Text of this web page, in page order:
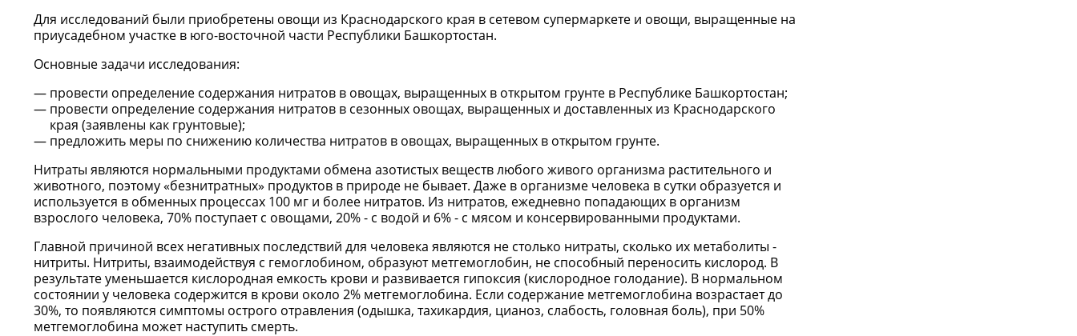
Для исследований были приобретены овощи из Краснодарского края в сетевом супермаркете и овощи, выращенные на
приусадебном участке в юго-восточной части Республики Башкортостан.
Основные задачи исследования:
провести определение содержания нитратов в овощах, выращенных в открытом грунте в Республике Башкортостан;
провести определение содержания нитратов в сезонных овощах, выращенных и доставленных из Краснодарского
края (заявлены как грунтовые);
предложить меры по снижению количества нитратов в овощах, выращенных в открытом грунте.
Нитраты являются нормальными продуктами обмена азотистых веществ любого живого организма растительного и
животного, поэтому «безнитратных» продуктов в природе не бывает. Даже в организме человека в сутки образуется и
используется в обменных процессах 100 мг и более нитратов. Из нитратов, ежедневно попадающих в организм
взрослого человека, 70% поступает с овощами, 20% - с водой и 6% - с мясом и консервированными продуктами.
Главной причиной всех негативных последствий для человека являются не столько нитраты, сколько их метаболиты -
нитриты. Нитриты, взаимодействуя с гемоглобином, образуют метгемоглобин, не способный переносить кислород. В
результате уменьшается кислородная емкость крови и развивается гипоксия (кислородное голодание). В нормальном
состоянии у человека содержится в крови около 2% метгемоглобина. Если содержание метгемоглобина возрастает до
30%, то появляются симптомы острого отравления (одышка, тахикардия, цианоз, слабость, головная боль), при 50%
метгемоглобина может наступить смерть.